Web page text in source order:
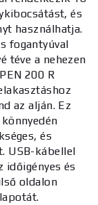
és
használhatja.
fogantyúval
téve a nehezen
200 R
az alján. Ez
és
USB-kábellel
időigényes és
oldalon